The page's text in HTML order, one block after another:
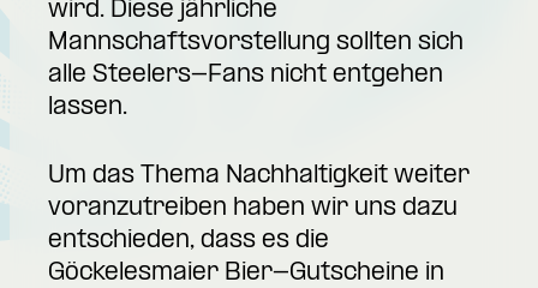
wird. Diese jährliche
Mannschaftsvorstellung sollten sich
alle Steelers-Fans nicht entgehen
lassen.
Um das Thema Nachhaltigkeit weiter
voranzutreiben haben wir uns dazu
entschieden, dass es die
Göckelesmaier Bier-Gutscheine in